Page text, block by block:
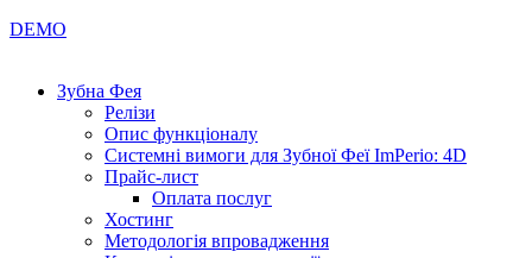
DEMO
Зубна Фея
Релізи
Опис функціоналу
Системні вимоги для Зубної Феї ImPerio: 4D
Прайс-лист
Оплата послуг
Хостинг
Методологія впровадження